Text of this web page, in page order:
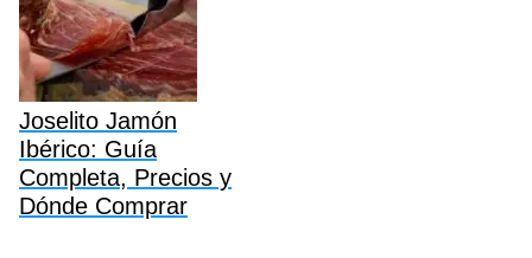
Joselito Jamón
Ibérico: Guía
Completa, Precios y
Dónde Comprar